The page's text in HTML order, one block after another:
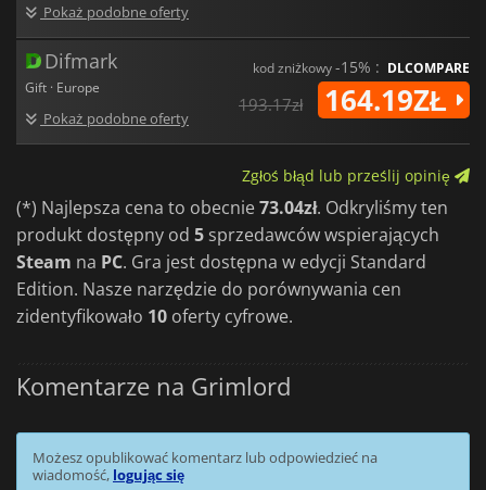
Pokaż podobne oferty
Difmark
Gift · Europe
Pokaż podobne oferty
kod zniżkowy-15% : DLCOMPARE
193.17zł 164.19ZŁ
Zgłoś błąd lub prześlij opinię
(*) Najlepsza cena to obecnie73.04zł. Odkryliśmy ten
produkt dostępny od 5 sprzedawców wspierających
Steam na PC. Gra jest dostępna w edycji Standard
Edition. Nasze narzędzie do porównywania cen
zidentyfikowało 10 oferty cyfrowe.
Komentarze na Grimlord
Możesz opublikować komentarz lub odpowiedzieć na
wiadomość, logując się